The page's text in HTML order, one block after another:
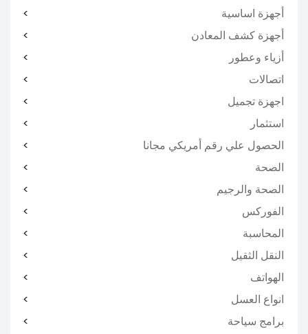
أجهزة اساسية
أجهزة كشف المعادن
أزياء وعطور
اتصالات
اجهزة تجميل
استثمار
الحصول علي رقم أمريكي مجانا
الصحة
الصحة والرجيم
الفوركس
المحاسبة
النقل الثقيل
الهواتف
انواع العسل
برامج سياحة